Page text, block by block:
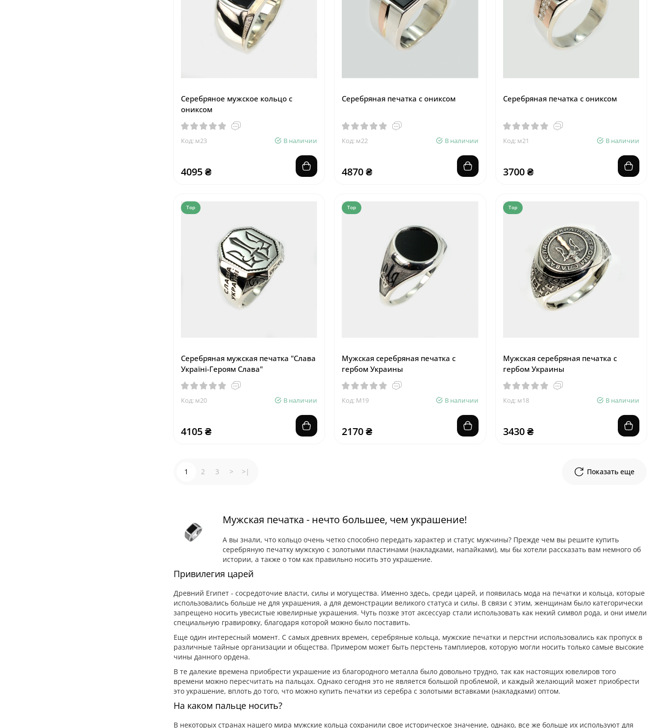
Серебряное мужское кольцо с
ониксом
Код: м23 В наличии
4095 ₴
Серебряная печатка с ониксом
Код: м22 В наличии
4870 ₴
Серебряная печатка с ониксом
Код: м21 В наличии
3700 ₴
Top
Серебряная мужская печатка "Слава
Україні-Героям Слава"
Код: м20 В наличии
4105 ₴
Top
Мужская серебряная печатка с
гербом Украины
Код: М19 В наличии
2170 ₴
Top
Мужская серебряная печатка с
гербом Украины
Код: м18 В наличии
3430 ₴
Показать еще
1 2 3 > >|
Мужская печатка - нечто большее, чем украшение!
А вы знали, что кольцо очень четко способно передать характер и статус мужчины? Прежде чем вы решите купить
серебряную печатку мужскую с золотыми пластинами (накладками, напайками), мы бы хотели рассказать вам немного об
истории, а также о том как правильно носить это украшение.
Привилегия царей
Древний Египет - сосредоточие власти, силы и могущества. Именно здесь, среди царей, и появилась мода на печатки и кольца, которые
использовались больше не для украшения, а для демонстрации великого статуса и силы. В связи с этим, женщинам было категорически
запрещено носить увесистые ювелирные украшения. Чуть позже этот аксессуар стали использовать как некий символ рода, и они имели
специальную гравировку, благодаря которой можно было поставить.
Еще один интересный момент. С самых древних времен, серебряные кольца, мужские печатки и перстни использовались как пропуск в
различные тайные организации и общества. Примером может быть перстень тамплиеров, которую могли носить только самые высокие
чины данного ордена.
В те далекие времена приобрести украшение из благородного металла было довольно трудно, так как настоящих ювелиров того
времени можно пересчитать на пальцах. Однако сегодня это не является большой проблемой, и каждый желающий может приобрести
это украшение, вплоть до того, что можно купить печатки из серебра с золотыми вставками (накладками) оптом.
На каком пальце носить?
В некоторых странах нашего мира мужские кольца сохранили свое историческое значение, однако, все же больше их используют для